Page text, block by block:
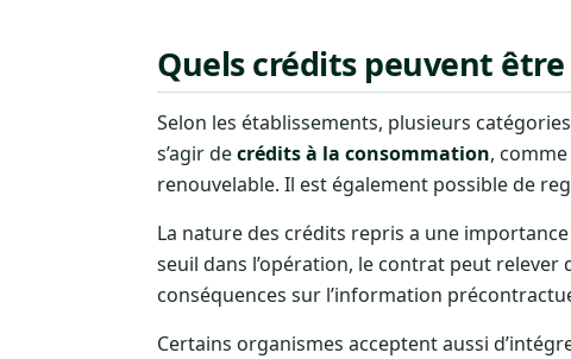
Quels crédits peuvent
Selon les établissements, plusieurs
s’agir decrédits à la consommation,
renouvelable. Il est également possible de
La nature des crédits repris a une
seuil dans l’opération, le contrat peut
conséquences sur l’information
Certains organismes acceptent aussi